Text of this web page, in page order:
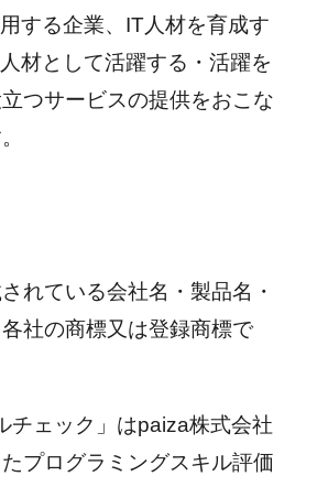
する企業、IT人材を育成す
材として活躍する・活躍を
つサービスの提供をおこな
れている会社名・製品名・
社の商標又は登録商標で
ェック」はpaiza株式会社
プログラミングスキル評価